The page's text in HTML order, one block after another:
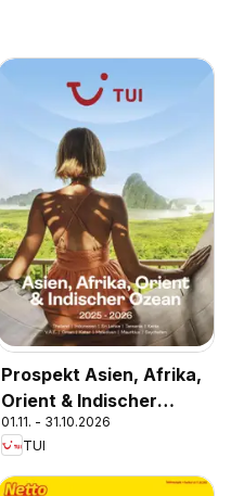
Prospekt Asien, Afrika,
Orient & Indischer
Ozean 2025/26
01.11. - 31.10.2026
TUI